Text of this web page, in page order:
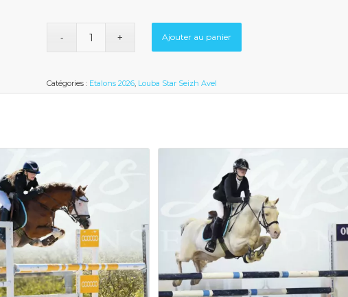
Ajouter au panier
Catégories : Etalons 2026, Louba Star Seizh Avel